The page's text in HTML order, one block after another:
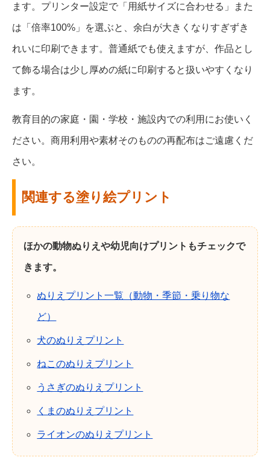
ます。プリンター設定で「用紙サイズに合わせる」また
は「倍率100%」を選ぶと、余白が大きくなりすぎずき
れいに印刷できます。普通紙でも使えますが、作品とし
て飾る場合は少し厚めの紙に印刷すると扱いやすくなり
ます。
教育目的の家庭・園・学校・施設内での利用にお使いく
ださい。商用利用や素材そのものの再配布はご遠慮くだ
さい。
関連する塗り絵プリント
ほかの動物ぬりえや幼児向けプリントもチェックで
きます。
ぬりえプリント一覧（動物・季節・乗り物な
ど）
犬のぬりえプリント
ねこのぬりえプリント
うさぎのぬりえプリント
くまのぬりえプリント
ライオンのぬりえプリント